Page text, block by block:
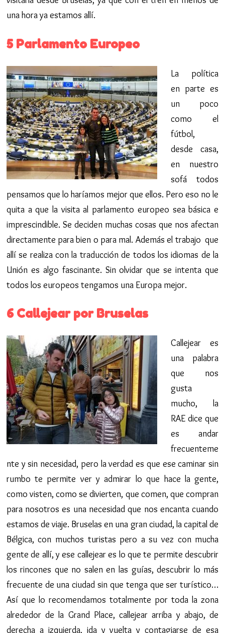
una hora ya estamos allí.
5 Parlamento Europeo
La política
en parte es
un poco
como el
fútbol,
desde casa,
en nuestro
sofá todos
pensamos que lo haríamos mejor que ellos. Pero eso no le
quita a que la visita al parlamento europeo sea básica e
imprescindible. Se deciden muchas cosas que nos afectan
directamente para bien o para mal. Además el trabajo que
allí se realiza con la traducción de todos los idiomas de la
Unión es algo fascinante. Sin olvidar que se intenta que
todos los europeos tengamos una Europa mejor.
6 Callejear por Bruselas
Callejear es
una palabra
que nos
gusta
mucho, la
RAE dice que
es andar
frecuenteme
nte y sin necesidad, pero la verdad es que ese caminar sin
rumbo te permite ver y admirar lo que hace la gente,
como visten, como se divierten, que comen, que compran
para nosotros es una necesidad que nos encanta cuando
estamos de viaje. Bruselas en una gran ciudad, la capital de
Bélgica, con muchos turistas pero a su vez con mucha
gente de allí, y ese callejear es lo que te permite descubrir
los rincones que no salen en las guías, descubrir lo más
frecuente de una ciudad sin que tenga que ser turístico…
Así que lo recomendamos totalmente por toda la zona
alrededor de la Grand Place, callejear arriba y abajo, de
derecha a izquierda, ida y vuelta y contagiarse de esa